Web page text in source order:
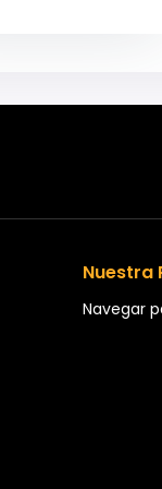
Nuestra
Navegar